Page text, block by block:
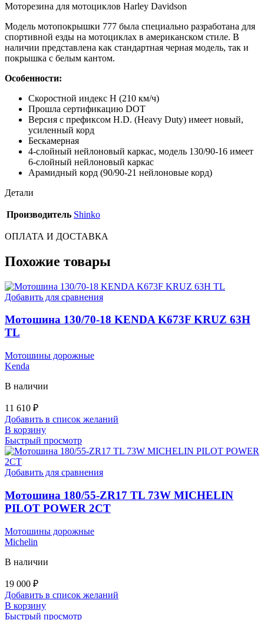
Моторезина для мотоциклов Harley Davidson
Модель мотопокрышки 777 была специально разработана для
спортивной езды на мотоциклах в американском стиле. В
наличии представлена как стандартная черная модель, так и
покрышка с белым кантом.
Особенности:
Скоростной индекс H (210 км/ч)
Прошла сертификацию DOT
Версия с префиксом H.D. (Heavy Duty) имеет новый,
усиленный корд
Бескамерная
4-слойный нейлоновый каркас, модель 130/90-16 имеет
6-слойный нейлоновый каркас
Арамидный корд (90/90-21 нейлоновые корд)
Детали
Производитель Shinko
ОПЛАТА И ДОСТАВКА
Похожие товары
Добавить для сравнения
Мотошина 130/70-18 KENDA K673F KRUZ 63H
TL
Мотошины дорожные
Kenda
В наличии
11 610 ₽
Добавить в список желаний
В корзину
Быстрый просмотр
Добавить для сравнения
Мотошина 180/55-ZR17 TL 73W MICHELIN
PILOT POWER 2CT
Мотошины дорожные
Michelin
В наличии
19 000 ₽
Добавить в список желаний
В корзину
Быстрый просмотр